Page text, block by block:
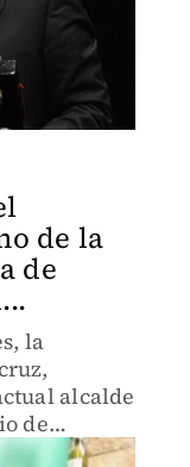
de la
de
la
alcalde
de
el primer